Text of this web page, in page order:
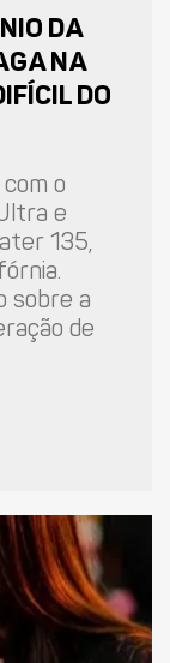
DA
NA
DO
o
e
135,
sobre a
de